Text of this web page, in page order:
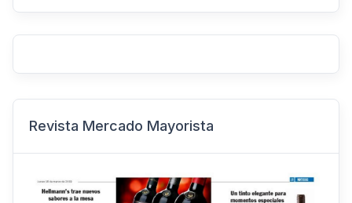
Revista Mercado Mayorista